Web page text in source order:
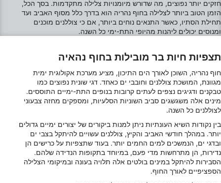
חזקים יותר נפוצים, מה שדורש מיומנויות צלילה מתקדמות. בסך הכל,
הזמן הטוב ביותר לצלילה בחוף נהריה הוא בדרך כלל מסוף האביב ועד
תחילת הסתיו, כאשר התנאים נוחים ביותר, אם כי צוללנים מוכנים
ומנוסים יכולים ליהנות מהיופי התת-ימי כל השנה.
תצפיות חיות בר מובילות בחוף נהאיה
חוף נהריה, השוכן לאורך הים התיכון, מציע מערכת אקולוגית ימית
מגוונת, המושכת צוללנים וחובבי ים כאחד. דגי שונית נפוצים כמו
טבקנים ודגיגים נצפים לעתים קרובות בנופים התת-ימיים התוססים.
מינים אלה משגשגים סביב השוניות הסלעיות, ומספקים מחזה צבעוני
לצוללנים כל השנה.
בין נקודות השיא העונתיות ניתן למנות ביקורים של יצורים ימיים גדולים
יותר. במהלך חודשי האביב והקיץ, צוללנים עשויים להיתקל בצבי ים
ובדגי ים, הנמשכים למים החמים יותר. בעוד שתצפיות על כרישים הן
נדירות, הן מתרחשות מדי פעם, במיוחד בתקופות הנדידה שלהם.
הסבירות להיתקל במינים בולטים אלה תלויה בעונה ובמיקומי הצלילה
הספציפיים לאורך החוף.
advertising
Create profiles to personalise content
Measure advertising performance
Measure content performance
Understand audiences through statistics or
Develop and improve services
Use limited data to select content
תכונות מיוחדות של IAB: